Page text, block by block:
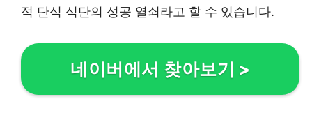
적 단식 식단의 성공 열쇠라고 할 수 있습니다.
네이버에서 찾아보기 >